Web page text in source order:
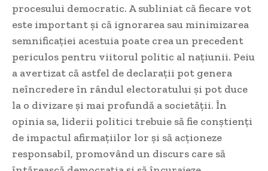
procesului democratic. A subliniat că fiecare vot
este important și că ignorarea sau minimizarea
semnificației acestuia poate crea un precedent
periculos pentru viitorul politic al națiunii. Peiu
a avertizat că astfel de declarații pot genera
neîncredere în rândul electoratului și pot duce
la o divizare și mai profundă a societății. În
opinia sa, liderii politici trebuie să fie conștienți
de impactul afirmațiilor lor și să acționeze
responsabil, promovând un discurs care să